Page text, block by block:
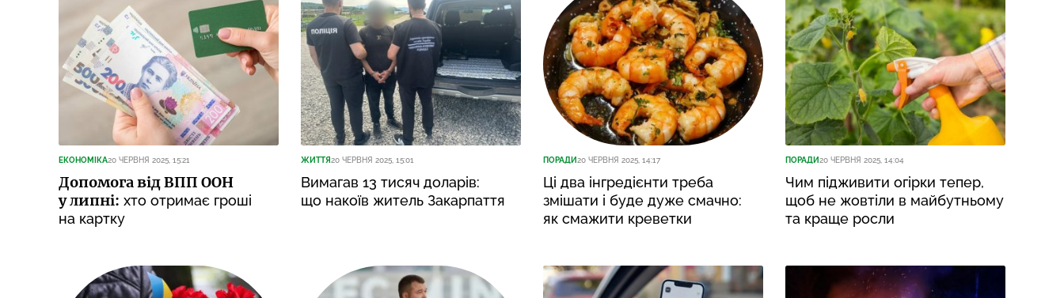
ЕКОНОМІКА20 ЧЕРВНЯ 2025, 15:21
Допомога від ВПП ООН
у липні: хто отримає гроші
на картку
ЖИТТЯ20 ЧЕРВНЯ 2025, 15:01
Вимагав 13 тисяч доларів:
що накоїв житель Закарпаття
ПОРАДИ20 ЧЕРВНЯ 2025, 14:17
Ці два інгредієнти треба
змішати і буде дуже смачно:
як смажити креветки
ПОРАДИ20 ЧЕРВНЯ 2025, 14:04
Чим підживити огірки тепер,
щоб не жовтіли в майбутньому
та краще росли